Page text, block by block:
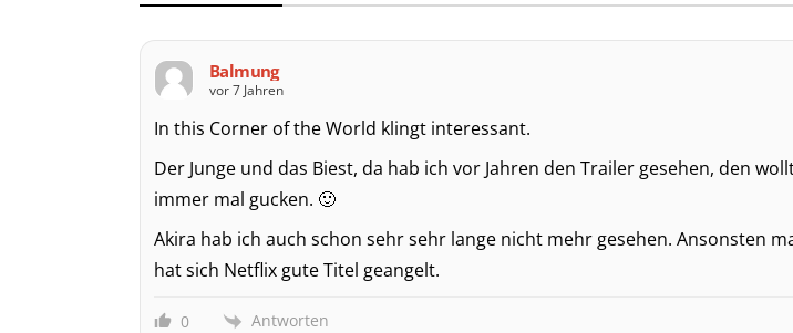
Balmung
vor 7 Jahren
In this Corner of the World klingt interessant.
Der Junge und das Biest, da hab ich vor Jahren den Trailer gesehen, den
immer mal gucken. 🙂
Akira hab ich auch schon sehr sehr lange nicht mehr gesehen. Ansonsten
hat sich Netflix gute Titel geangelt.
0 Antworten